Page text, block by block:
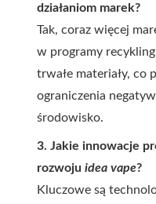
działaniom marek?
Tak, coraz więcej
w programy
trwałe materiały, co
ograniczenia
środowisko.
3. Jakie innowacje
rozwoju idea vape?
Kluczowe są